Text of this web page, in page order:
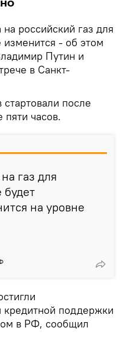
российский газ для
- об этом
Путин и
в Санкт-
после
пяти часов.
газ для
будет
на уровне
поддержки
в РФ, сообщил